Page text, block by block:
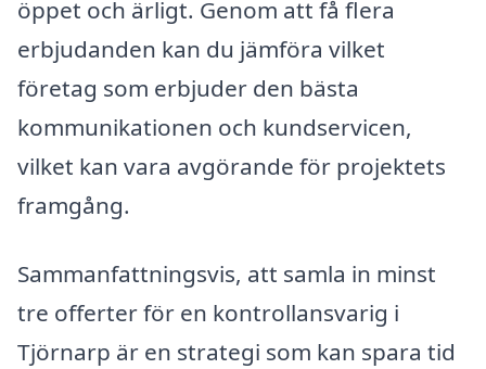
öppet och ärligt. Genom att få flera
erbjudanden kan du jämföra vilket
företag som erbjuder den bästa
kommunikationen och kundservicen,
vilket kan vara avgörande för projektets
framgång.
Sammanfattningsvis, att samla in minst
tre offerter för en kontrollansvarig i
Tjörnarp är en strategi som kan spara tid